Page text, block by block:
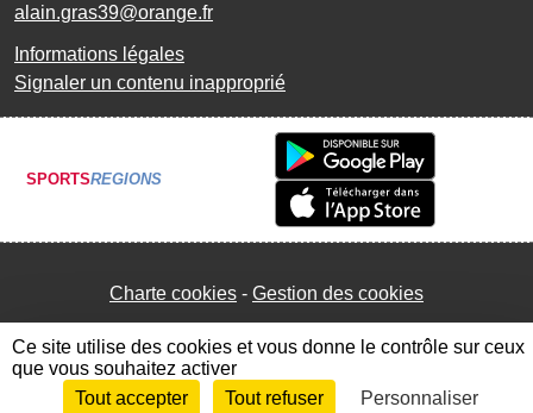
alain.gras39@orange.fr
Informations légales
Signaler un contenu inapproprié
SPORTSREGIONS
Charte cookies Gestion des cookies
Envie de participer ? Connexion
Ce site utilise des cookies et vous donne le contrôle sur ceux
que vous souhaitez activer
Tout accepter
Tout refuser Personnaliser